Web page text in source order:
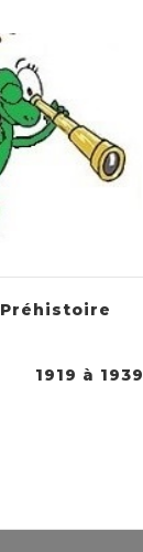
Préhistoire
1919 à 1939